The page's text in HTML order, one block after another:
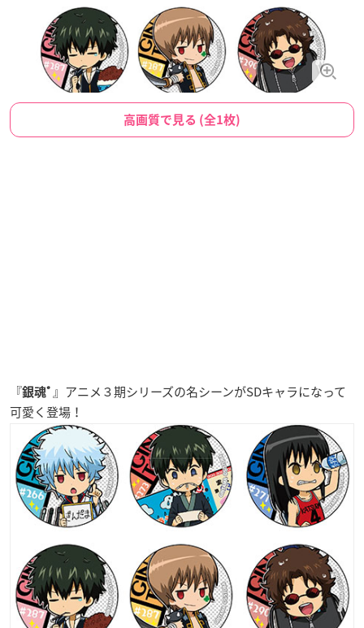
高画質で見る (全1枚)
『銀魂ﾟ 』アニメ３期シリーズの名シーンがSDキャラになって
可愛く登場！